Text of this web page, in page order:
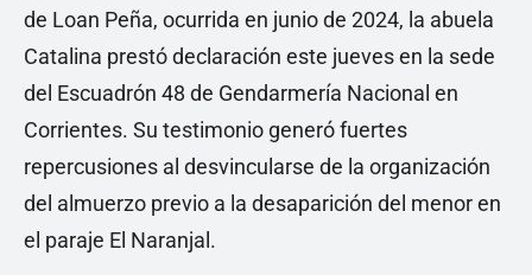
de Loan Peña, ocurrida en junio de 2024, la abuela
Catalina prestó declaración este jueves en la sede
del Escuadrón 48 de Gendarmería Nacional en
Corrientes. Su testimonio generó fuertes
repercusiones al desvincularse de la organización
del almuerzo previo a la desaparición del menor en
el paraje El Naranjal.